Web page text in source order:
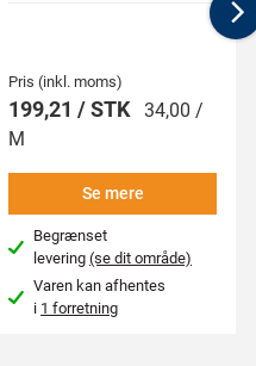
Pris (inkl. moms)
199,21 / STK 34,00 /
M
Se mere
Begrænset
levering(se dit område)
Varen kan afhentes
i 1 forretning